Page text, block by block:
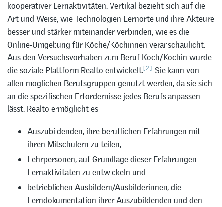
kooperativer Lernaktivitäten. Vertikal bezieht sich auf die
Art und Weise, wie Technologien Lernorte und ihre Akteure
besser und stärker miteinander verbinden, wie es die
Online-Umgebung für Köche/Köchinnen veranschaulicht.
Aus den Versuchsvorhaben zum Beruf Koch/Köchin wurde
die soziale Plattform Realto entwickelt.[2] Sie kann von
allen möglichen Berufsgruppen genutzt werden, da sie sich
an die spezifischen Erfordernisse jedes Berufs anpassen
lässt. Realto ermöglicht es
Auszubildenden, ihre beruflichen Erfahrungen mit
ihren Mitschülern zu teilen,
Lehrpersonen, auf Grundlage dieser Erfahrungen
Lernaktivitäten zu entwickeln und
betrieblichen Ausbildern/Ausbilderinnen, die
Lerndokumentation ihrer Auszubildenden und den